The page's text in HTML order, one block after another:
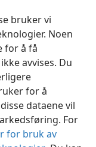
bruker vi
Noen
for å få
avvises. Du
for å
dataene vil
For
for bruk av
of Pennsylvania
JW.ORG